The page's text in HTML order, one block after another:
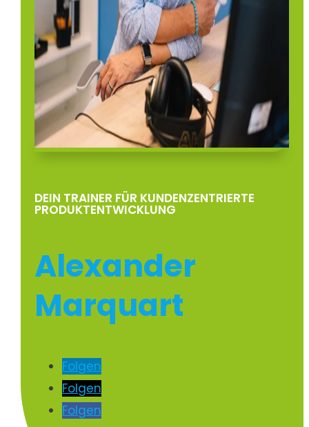
DEIN TRAINER FÜR KUNDENZENTRIERTE
PRODUKTENTWICKLUNG
Alexander
Marquart
Folgen
Folgen
Folgen